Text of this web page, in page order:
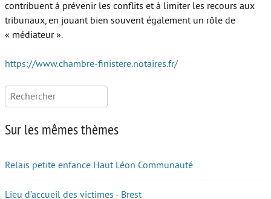
Protéger les enfants
Face au deuil
Sortir en famille
Aide aux parents
contribuent à prévenir les conflits et à limiter les recours aux
tribunaux, en jouant bien souvent également un rôle de
« médiateur ».
https://www.chambre-finistere.notaires.fr/
Rechercher :
Sur les mêmes thèmes
Relais petite enfance Haut Léon Communauté
Lieu d’accueil des victimes - Brest